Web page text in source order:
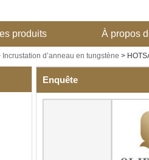
produits À propos
Incrustation d’anneau en tungstène >
Enquête